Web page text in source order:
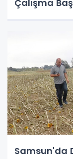
Çalışma
Samsun'da